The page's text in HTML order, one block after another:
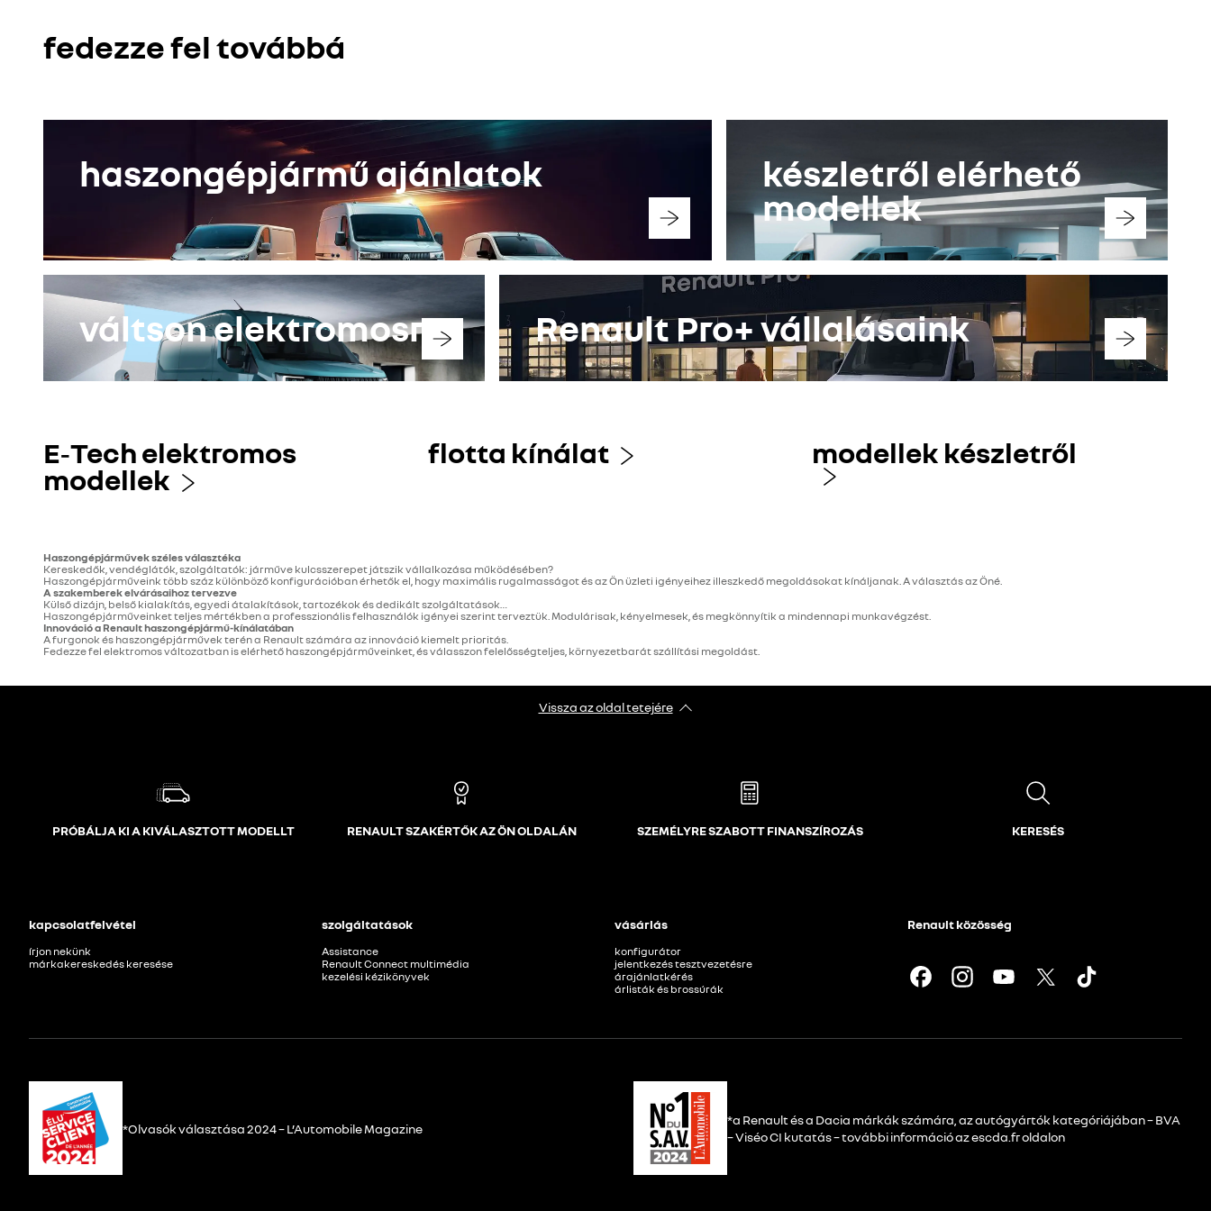
fedezze fel továbbá
haszongépjármű ajánlatok készletről elérhető
modellek
váltson elektromosra Renault Pro+ vállalásaink
E‑Tech elektromos
modellek
flotta kínálat modellek készletről
Haszongépjárművek széles választéka
Kereskedők, vendéglátók, szolgáltatók: járműve kulcsszerepet játszik vállalkozása működésében?
Haszongépjárműveink több száz különböző konfigurációban érhetők el, hogy maximális rugalmasságot és az Ön üzleti igényeihez illeszkedő megoldásokat kínáljanak. A választás az Öné.
A szakemberek elvárásaihoz tervezve
Külső dizájn, belső kialakítás, egyedi átalakítások, tartozékok és dedikált szolgáltatások…
Haszongépjárműveinket teljes mértékben a professzionális felhasználók igényei szerint terveztük. Modulárisak, kényelmesek, és megkönnyítik a mindennapi munkavégzést.
Innováció a Renault haszongépjármű-kínálatában
A furgonok és haszongépjárművek terén a Renault számára az innováció kiemelt prioritás.
Fedezze fel elektromos változatban is elérhető haszongépjárműveinket, és válasszon felelősségteljes, környezetbarát szállítási megoldást.
Vissza az oldal tetejére
PRÓBÁLJA KI A KIVÁLASZTOTT MODELLT RENAULT SZAKÉRTŐK AZ ÖN OLDALÁN SZEMÉLYRE SZABOTT FINANSZÍROZÁS KERESÉS
kapcsolatfelvétel
írjon nekünk
márkakereskedés keresése
szolgáltatások
Assistance
Renault Connect multimédia
kezelési kézikönyvek
vásárlás
konfigurátor
jelentkezés tesztvezetésre
árajánlatkérés
árlisták és brossúrák
Renault közösség
*Olvasók választása 2024 – L’Automobile Magazine
*a Renault és a Dacia márkák számára, az autógyártók kategóriájában – BVA
– Viséo CI kutatás – további információ az escda.fr oldalon